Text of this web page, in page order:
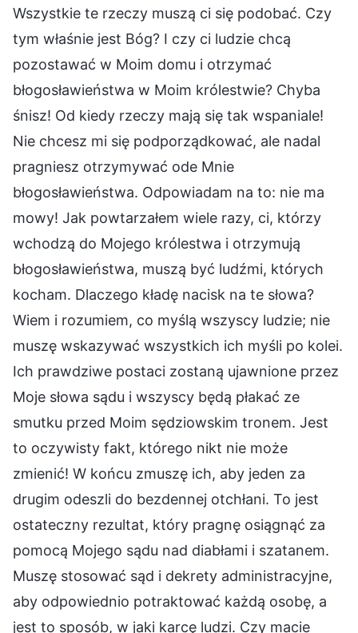
Wszystkie te rzeczy muszą ci się podobać. Czy
tym właśnie jest Bóg? I czy ci ludzie chcą
pozostawać w Moim domu i otrzymać
błogosławieństwa w Moim królestwie? Chyba
śnisz! Od kiedy rzeczy mają się tak wspaniale!
Nie chcesz mi się podporządkować, ale nadal
pragniesz otrzymywać ode Mnie
błogosławieństwa. Odpowiadam na to: nie ma
mowy! Jak powtarzałem wiele razy, ci, którzy
wchodzą do Mojego królestwa i otrzymują
błogosławieństwa, muszą być ludźmi, których
kocham. Dlaczego kładę nacisk na te słowa?
Wiem i rozumiem, co myślą wszyscy ludzie; nie
muszę wskazywać wszystkich ich myśli po kolei.
Ich prawdziwe postaci zostaną ujawnione przez
Moje słowa sądu i wszyscy będą płakać ze
smutku przed Moim sędziowskim tronem. Jest
to oczywisty fakt, którego nikt nie może
zmienić! W końcu zmuszę ich, aby jeden za
drugim odeszli do bezdennej otchłani. To jest
ostateczny rezultat, który pragnę osiągnąć za
pomocą Mojego sądu nad diabłami i szatanem.
Muszę stosować sąd i dekrety administracyjne,
aby odpowiednio potraktować każdą osobę, a
jest to sposób, w jaki karcę ludzi. Czy macie